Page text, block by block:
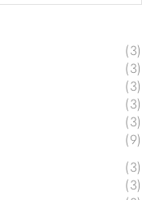
(3)
(3)
(3)
(3)
(3)
(9)
(3)
(3)